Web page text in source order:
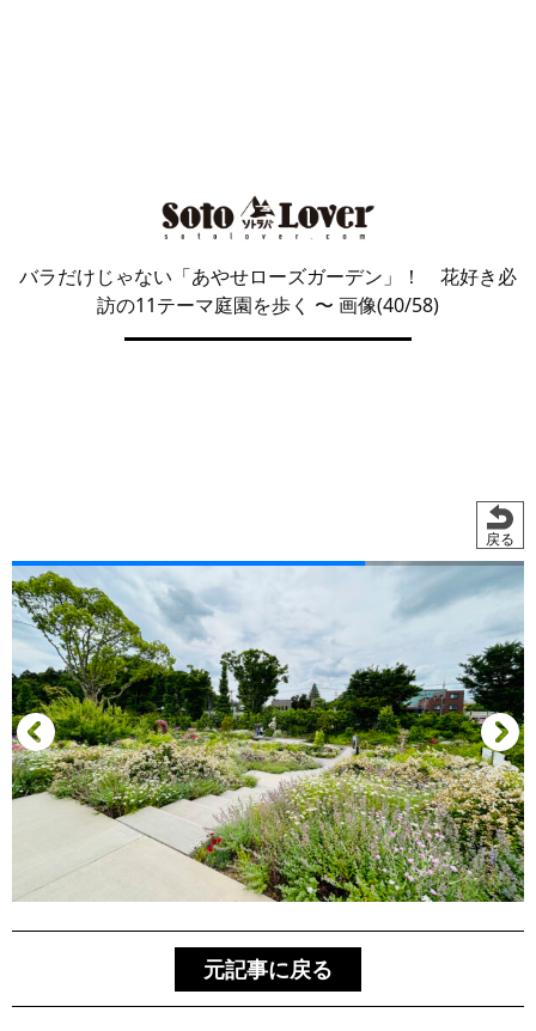
バラだけじゃない「あやせローズガーデン」！ 花好き必
訪の11テーマ庭園を歩く 〜 画像(40/58)
戻る
元記事に戻る